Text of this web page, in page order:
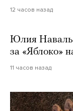
12 часов назад
Юлия
за «Яблоко»
11 часов назад